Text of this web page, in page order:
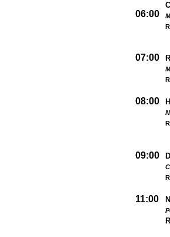
06:00
07:00
08:00
09:00
11:00